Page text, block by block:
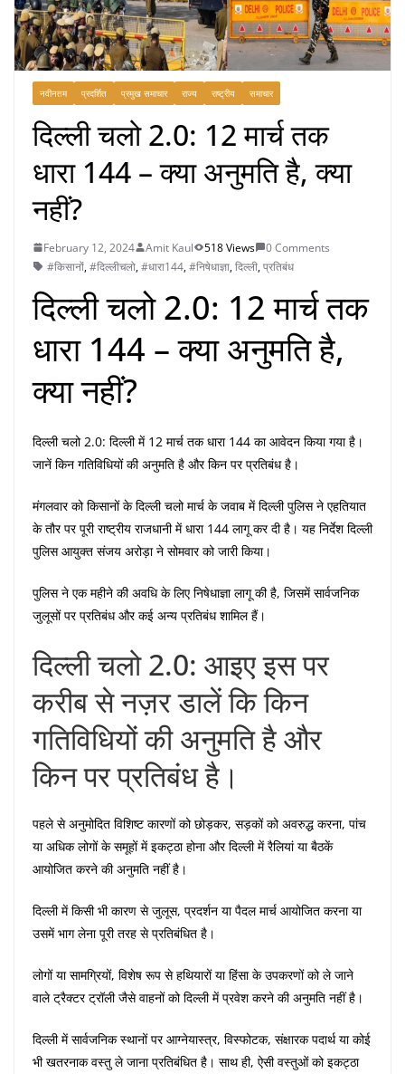
नवीनतम प्रदर्शित प्रमुख समाचार राज्य राष्ट्रीय समाचार
दिल्ली चलो 2.0: 12 मार्च तक
धारा 144 – क्या अनुमति है, क्या
नहीं?
February 12, 2024 Amit Kaul 518 Views
0 Comments
#किसानों,#दिल्लीचलो,#धारा144,#निषेधाज्ञा,दिल्ली,प्रतिबंध
दिल्ली चलो 2.0: 12 मार्च तक
धारा 144 – क्या अनुमति है,
क्या नहीं?
दिल्ली चलो 2.0: दिल्ली में 12 मार्च तक धारा 144 का आवेदन किया गया है।
जानें किन गतिविधियों की अनुमति है और किन पर प्रतिबंध है।
मंगलवार को किसानों के दिल्ली चलो मार्च के जवाब में दिल्ली पुलिस ने एहतियात
के तौर पर पूरी राष्ट्रीय राजधानी में धारा 144 लागू कर दी है। यह निर्देश दिल्ली
पुलिस आयुक्त संजय अरोड़ा ने सोमवार को जारी किया।
पुलिस ने एक महीने की अवधि के लिए निषेधाज्ञा लागू की है, जिसमें सार्वजनिक
जुलूसों पर प्रतिबंध और कई अन्य प्रतिबंध शामिल हैं।
दिल्ली चलो 2.0: आइए इस पर
करीब से नज़र डालें कि किन
गतिविधियों की अनुमति है और
किन पर प्रतिबंध है।
पहले से अनुमोदित विशिष्ट कारणों को छोड़कर, सड़कों को अवरुद्ध करना, पांच
या अधिक लोगों के समूहों में इकट्ठा होना और दिल्ली में रैलियां या बैठकें
आयोजित करने की अनुमति नहीं है।
दिल्ली में किसी भी कारण से जुलूस, प्रदर्शन या पैदल मार्च आयोजित करना या
उसमें भाग लेना पूरी तरह से प्रतिबंधित है।
लोगों या सामग्रियों, विशेष रूप से हथियारों या हिंसा के उपकरणों को ले जाने
वाले ट्रैक्टर ट्रॉली जैसे वाहनों को दिल्ली में प्रवेश करने की अनुमति नहीं है।
दिल्ली में सार्वजनिक स्थानों पर आग्नेयास्त्र, विस्फोटक, संक्षारक पदार्थ या कोई
भी खतरनाक वस्तु ले जाना प्रतिबंधित है। साथ ही, ऐसी वस्तुओं को इकट्ठा